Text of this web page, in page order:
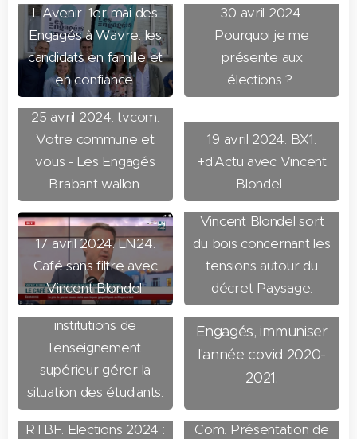
L'Avenir. 1er mai des
Engagés à Wavre: les
candidats en famille et
en confiance.
30 avril 2024.
Pourquoi je me
présente aux
élections ?
25 avril 2024. tvcom.
Votre commune et
vous - Les Engagés
Brabant wallon.
19 avril 2024. BX1.
+d'Actu avec Vincent
Blondel.
17 avril 2024. LN24.
Café sans filtre avec
Vincent Blondel.
17 avril 2024. DH Les
Sports. "Cacophonie"
et "amateurisme":
l'ancien recteur
Vincent Blondel sort
du bois concernant les
tensions autour du
décret Paysage.
17 avril 2024. La
Libre. Laissez les
institutions de
l'enseignement
supérieur gérer la
situation des étudiants.
15 avril 2024. Le
Soir.Décret Paysage
: l'alternative des
Engagés, immuniser
l'année covid 2020-
2021.
17 mars 2024.
RTBF. Elections 2024 :
15 mars 2024. TV
Com. Présentation de